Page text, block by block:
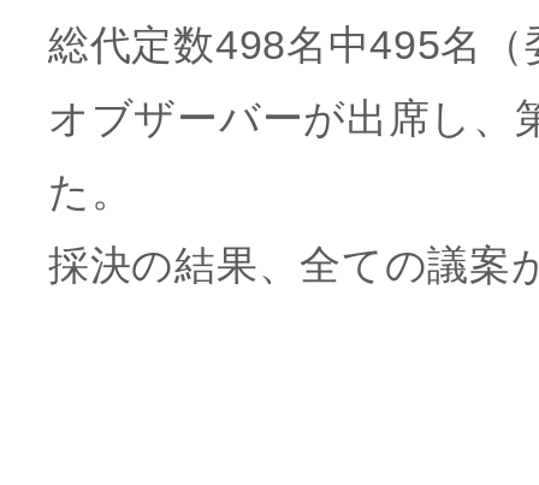
総代定数498名中495名
オブザーバーが出席し、
た。
採決の結果、全ての議案